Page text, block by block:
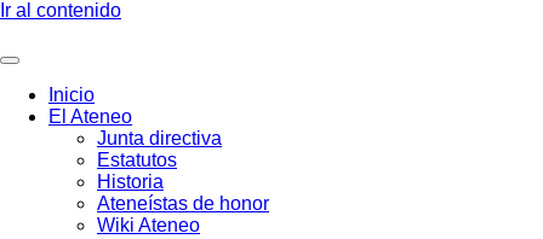
Ir al contenido
Inicio
El Ateneo
Junta directiva
Estatutos
Historia
Ateneístas de honor
Wiki Ateneo